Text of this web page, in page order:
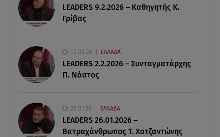
09.08.26 , 12:13
09.08.26 , 12:00
Πώς να αποσυνδεθείς (ρεαλιστικά) από το άγχος
στις διακοπές
09.08.26 , 11:55
Διακοπές στην Κρήτη κάνει ο πρωθυπουργός
LEADERS 9.2.2026 – Καθηγητής Κ.
Γρίβας
02.02.26 ΕΛΛΑΔΑ
LEADERS 2.2.2026 – Συνταγματάρχης
Π. Νάστος
26.01.26 ΕΛΛΑΔΑ
LEADERS 26.01.2026 –
Βατραχάνθρωπος Τ. Χατζαντώνης